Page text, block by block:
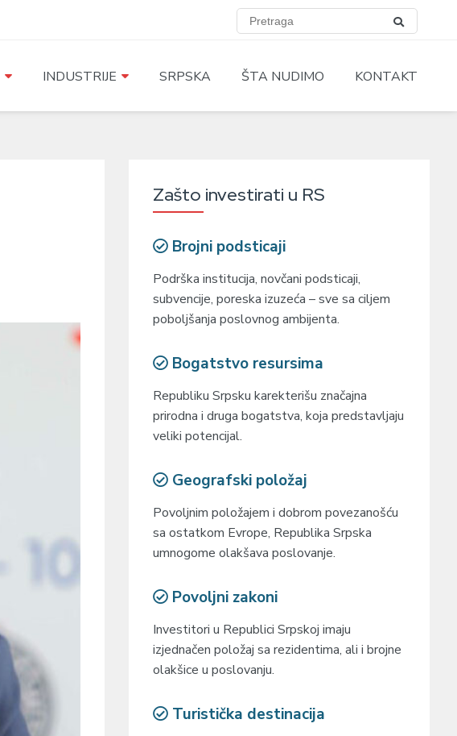
INDUSTRIJE SRPSKA ŠTA NUDIMO KONTAKT
Zašto investirati u RS
Brojni podsticaji
Podrška institucija, novčani podsticaji,
subvencije, poreska izuzeća – sve sa ciljem
poboljšanja poslovnog ambijenta.
Bogatstvo resursima
Republiku Srpsku karekterišu značajna
prirodna i druga bogatstva, koja predstavljaju
veliki potencijal.
Geografski položaj
Povoljnim položajem i dobrom povezanošću
sa ostatkom Evrope, Republika Srpska
umnogome olakšava poslovanje.
Povoljni zakoni
Investitori u Republici Srpskoj imaju
izjednačen položaj sa rezidentima, ali i brojne
olakšice u poslovanju.
Turistička destinacija